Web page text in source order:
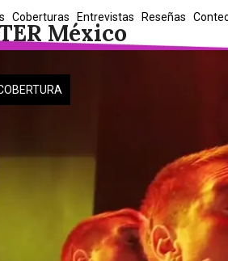
México
Coberturas Entrevistas Reseñas